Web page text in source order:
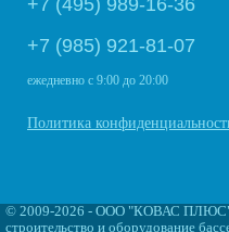
+7 (495) 989-16-36
+7 (985) 921-81-07
ежедневно с 9:00 до 20:00
Политика
© 2009-2026 - ООО "КОВАС ПЛЮС" -
строительство и оборудование